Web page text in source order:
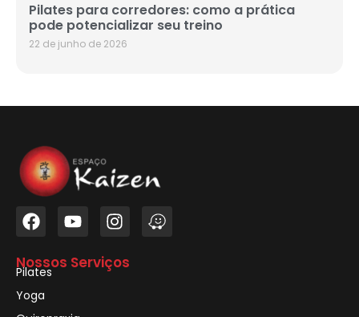
Pilates para corredores: como a prática
pode potencializar seu treino
22 de junho de 2026
Nossos Serviços
Pilates
Yoga